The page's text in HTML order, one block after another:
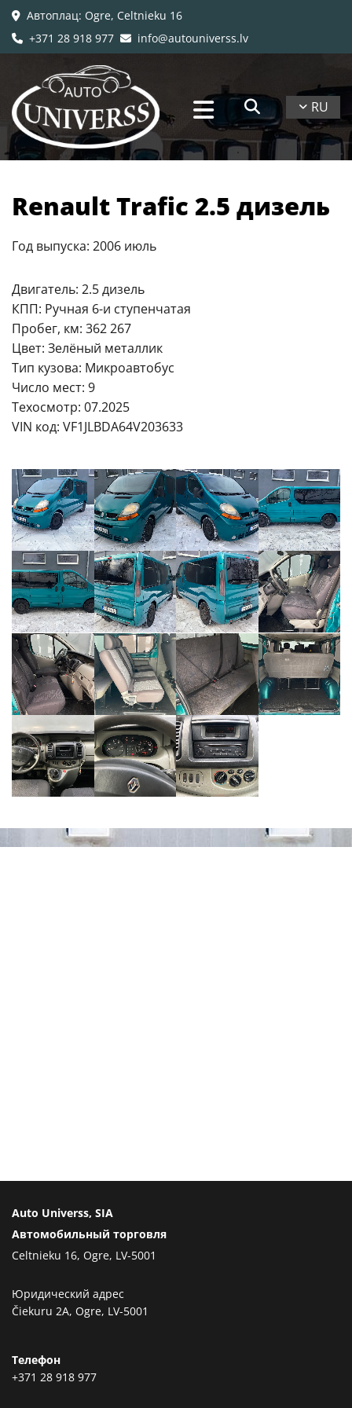
 Автоплац: Ogre, Celtnieku 16
 +371 28 918 977  info@autouniverss.lv
RU
Renault Trafic 2.5 дизель
Год выпуска: 2006 июль
Двигатель: 2.5 дизель
КПП: Ручная 6-и ступенчатая
Пробег, км: 362 267
Цвет: Зелёный металлик
Тип кузова: Микроавтобус
Число мест: 9
Техосмотр: 07.2025
VIN код: VF1JLBDA64V203633
Auto Universs, SIA
Автомобильный торговля
Celtnieku 16, Ogre, LV-5001
Юридический адрес
Čiekuru 2A, Ogre, LV-5001
Телефон
+371 28 918 977